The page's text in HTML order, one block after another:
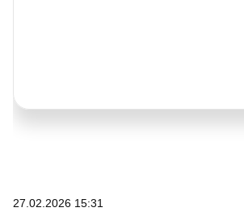
27.02.2026 15:31